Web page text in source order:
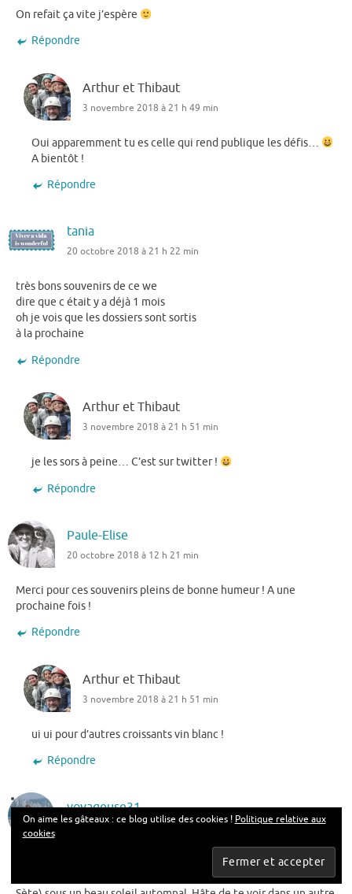
On refait ça vite j’espère
Répondre
Arthur et Thibaut
3 novembre 2018 à 21 h 49 min
Oui apparemment tu es celle qui rend publique les défis…
A bientôt !
Répondre
tania
20 octobre 2018 à 21 h 22 min
très bons souvenirs de ce we
dire que c était y a déjà 1 mois
oh je vois que les dossiers sont sortis
à la prochaine
Répondre
Arthur et Thibaut
3 novembre 2018 à 21 h 51 min
je les sors à peine… C’est sur twitter !
Répondre
Paule-Elise
20 octobre 2018 à 12 h 21 min
Merci pour ces souvenirs pleins de bonne humeur ! A une
prochaine fois !
Répondre
Arthur et Thibaut
3 novembre 2018 à 21 h 51 min
ui ui pour d’autres croissants vin blanc !
Répondre
voyageuse31
20 octobre 2018 à 9 h 23 min
Je me délecte de ton article ! Que de bons souvenirs. Et cerise
sur le gâteau, ce week-end, je suis à Balaruc les Bains (près de
On aime les gâteaux : ce blog utilise des cookies ! Politique relative aux
cookies